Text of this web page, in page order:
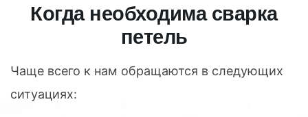
Когда необходима сварка
петель
Чаще всего к нам обращаются в следующих
ситуациях: